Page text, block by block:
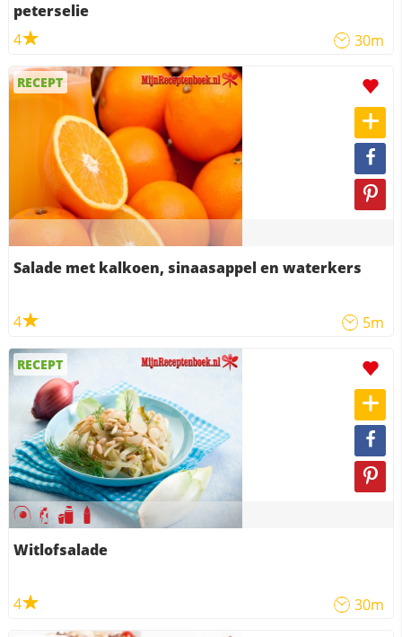
peterselie
4
30m
RECEPT
Salade met kalkoen, sinaasappel en waterkers
4 5m
RECEPT
Witlofsalade
4 30m